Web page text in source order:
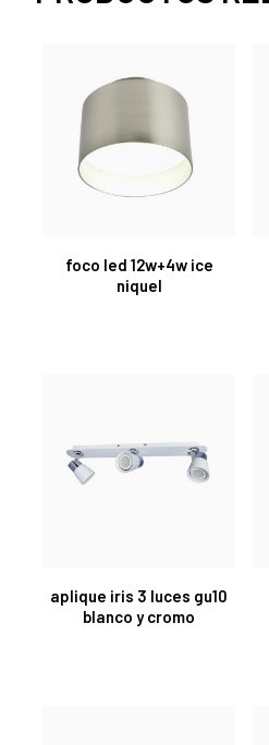
foco led 12w+4w ice
niquel
aplique iris 3 luces gu10
blanco y cromo